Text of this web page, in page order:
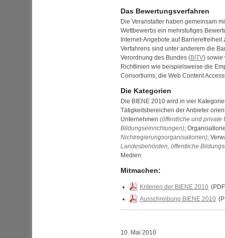
Das Bewertungsverfahren
Die Veranstalter haben gemeinsam
Wettbewerbs ein mehrstufiges
Internet-Angebote auf
Verfahrens sind unter anderem die
Verordnung des Bundes (BITV) sowie
Richtlinien wie beispielsweise die
Consortiums, dieWeb Content
Die Kategorien
Die BIENE 2010 wird in vier
Tätigkeitsbereichen der Anbieter
Unternehmen(öffentliche und private
Bildungseinrichtungen);
Nichtregierungsorganisationen);
Landesbehörden, öffentliche
Medien.
Mitmachen:
Kriterien der BIENE 2010 (PDF
Ausschreibung BIENE 2010 (
10. Mai 2010